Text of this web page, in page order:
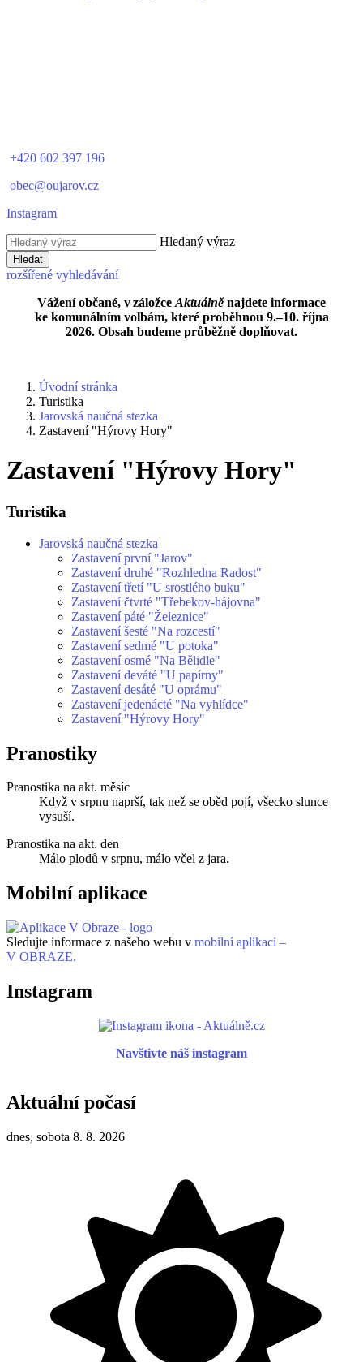
+420 602 397 196
obec@oujarov.cz
Instagram
Hledaný výraz
Hledat
rozšířené vyhledávání
Vážení občané, v záložce Aktuálněnajdete informace
ke komunálním volbám, které proběhnou 9.–10. října
2026. Obsah budeme průběžně doplňovat.
Úvodní stránka
Turistika
Jarovská naučná stezka
Zastavení "Hýrovy Hory"
Zastavení "Hýrovy Hory"
Turistika
Jarovská naučná stezka
Zastavení první "Jarov"
Zastavení druhé "Rozhledna Radost"
Zastavení třetí "U srostlého buku"
Zastavení čtvrté "Třebekov-hájovna"
Zastavení páté "Železnice"
Zastavení šesté "Na rozcestí"
Zastavení sedmé "U potoka"
Zastavení osmé "Na Bělidle"
Zastavení deváté "U papírny"
Zastavení desáté "U oprámu"
Zastavení jedenácté "Na vyhlídce"
Zastavení "Hýrovy Hory"
Pranostiky
Pranostika na akt. měsíc
Když v srpnu naprší, tak než se oběd pojí, všecko slunce
vysuší.
Pranostika na akt. den
Málo plodů v srpnu, málo včel z jara.
Mobilní aplikace
Sledujte informace z našeho webu v mobilní aplikaci –
V OBRAZE.
Instagram
Navštivte náš instagram
Aktuální počasí
dnes, sobota 8. 8. 2026